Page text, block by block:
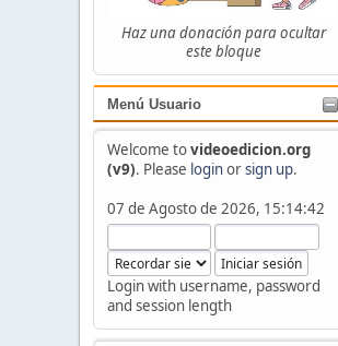
Haz una donación para ocultar
este bloque
Menú Usuario
Welcome tovideoedicion.org
(v9). Please loginorsign up.
07 de Agosto de 2026, 15:14:42
Login with username, password
and session length